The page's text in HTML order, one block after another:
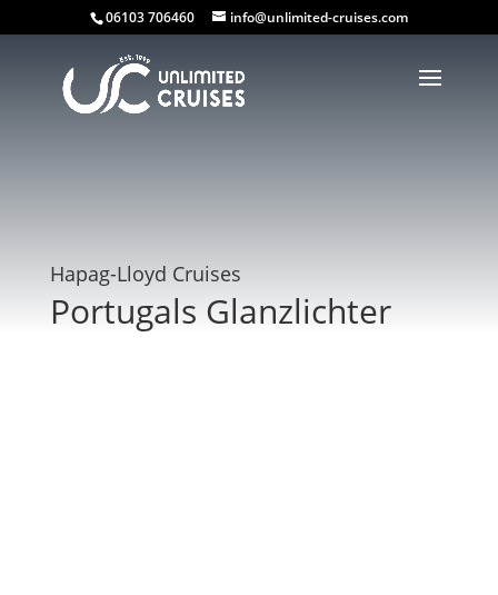
06103 706460 info@unlimited-cruises.com
Hapag-Lloyd Cruises
Portugals Glanzlichter